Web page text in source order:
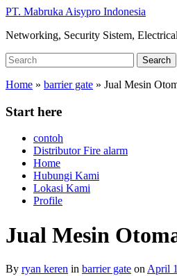
Skip
main
PT. Mabruka Aisypro Indonesia
Networking, Security Sistem,
Search
for:
Search
Home » barrier gate » Jual Mesin
Start here
contoh
Distributor Fire alarm
Home
Hubungi Kami
Lokasi Kami
Profile
Jual Mesin
By ryan keren in barrier gate on April